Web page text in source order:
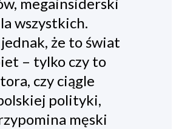
megainsiderski
wszystkich.
że to świat
– tylko czy to
czy ciągle
polityki,
męski